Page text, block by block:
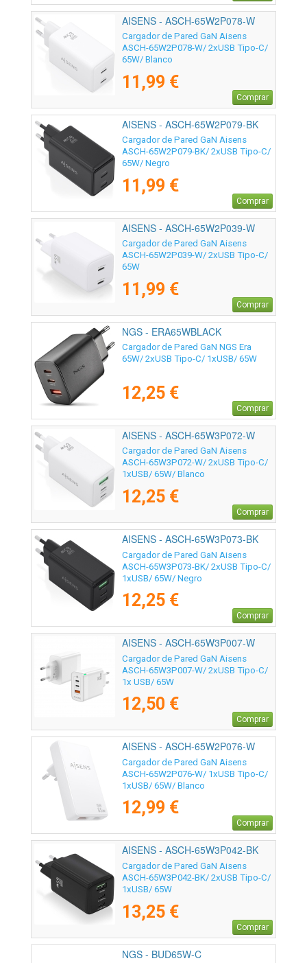
AISENS - ASCH-65W2P078-W
Cargador de Pared GaN Aisens
ASCH-65W2P078-W/ 2xUSB Tipo-C/
65W/ Blanco
11,99 €
Comprar
AISENS - ASCH-65W2P079-BK
Cargador de Pared GaN Aisens
ASCH-65W2P079-BK/ 2xUSB Tipo-C/
65W/ Negro
11,99 €
Comprar
AISENS - ASCH-65W2P039-W
Cargador de Pared GaN Aisens
ASCH-65W2P039-W/ 2xUSB Tipo-C/
65W
11,99 €
Comprar
NGS - ERA65WBLACK
Cargador de Pared GaN NGS Era
65W/ 2xUSB Tipo-C/ 1xUSB/ 65W
12,25 €
Comprar
AISENS - ASCH-65W3P072-W
Cargador de Pared GaN Aisens
ASCH-65W3P072-W/ 2xUSB Tipo-C/
1xUSB/ 65W/ Blanco
12,25 €
Comprar
AISENS - ASCH-65W3P073-BK
Cargador de Pared GaN Aisens
ASCH-65W3P073-BK/ 2xUSB Tipo-C/
1xUSB/ 65W/ Negro
12,25 €
Comprar
AISENS - ASCH-65W3P007-W
Cargador de Pared GaN Aisens
ASCH-65W3P007-W/ 2xUSB Tipo-C/
1x USB/ 65W
12,50 €
Comprar
AISENS - ASCH-65W2P076-W
Cargador de Pared GaN Aisens
ASCH-65W2P076-W/ 1xUSB Tipo-C/
1xUSB/ 65W/ Blanco
12,99 €
Comprar
AISENS - ASCH-65W3P042-BK
Cargador de Pared GaN Aisens
ASCH-65W3P042-BK/ 2xUSB Tipo-C/
1xUSB/ 65W
13,25 €
Comprar
NGS - BUD65W-C